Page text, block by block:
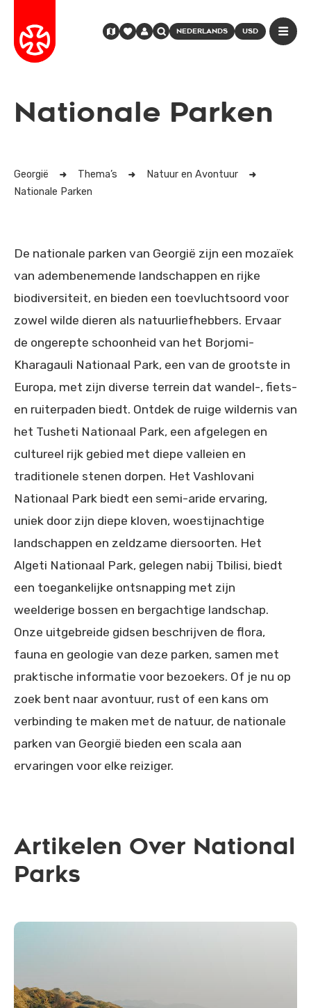
NEDERLANDS USD
Nationale Parken
Georgië Thema’s
Natuur en Avontuur
Nationale Parken
De nationale parken van Georgië zijn een mozaïek
van adembenemende landschappen en rijke
biodiversiteit, en bieden een toevluchtsoord voor
zowel wilde dieren als natuurliefhebbers. Ervaar
de ongerepte schoonheid van het Borjomi-
Kharagauli Nationaal Park, een van de grootste in
Europa, met zijn diverse terrein dat wandel-, fiets-
en ruiterpaden biedt. Ontdek de ruige wildernis van
het Tusheti Nationaal Park, een afgelegen en
cultureel rijk gebied met diepe valleien en
traditionele stenen dorpen. Het Vashlovani
Nationaal Park biedt een semi-aride ervaring,
uniek door zijn diepe kloven, woestijnachtige
landschappen en zeldzame diersoorten. Het
Algeti Nationaal Park, gelegen nabij Tbilisi, biedt
een toegankelijke ontsnapping met zijn
weelderige bossen en bergachtige landschap.
Onze uitgebreide gidsen beschrijven de flora,
fauna en geologie van deze parken, samen met
praktische informatie voor bezoekers. Of je nu op
zoek bent naar avontuur, rust of een kans om
verbinding te maken met de natuur, de nationale
parken van Georgië bieden een scala aan
ervaringen voor elke reiziger.
Artikelen Over National
Parks